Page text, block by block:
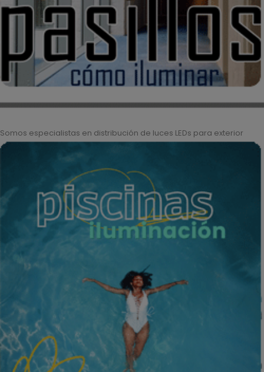
Somos especialistas en distribución de luces LEDs para exterior